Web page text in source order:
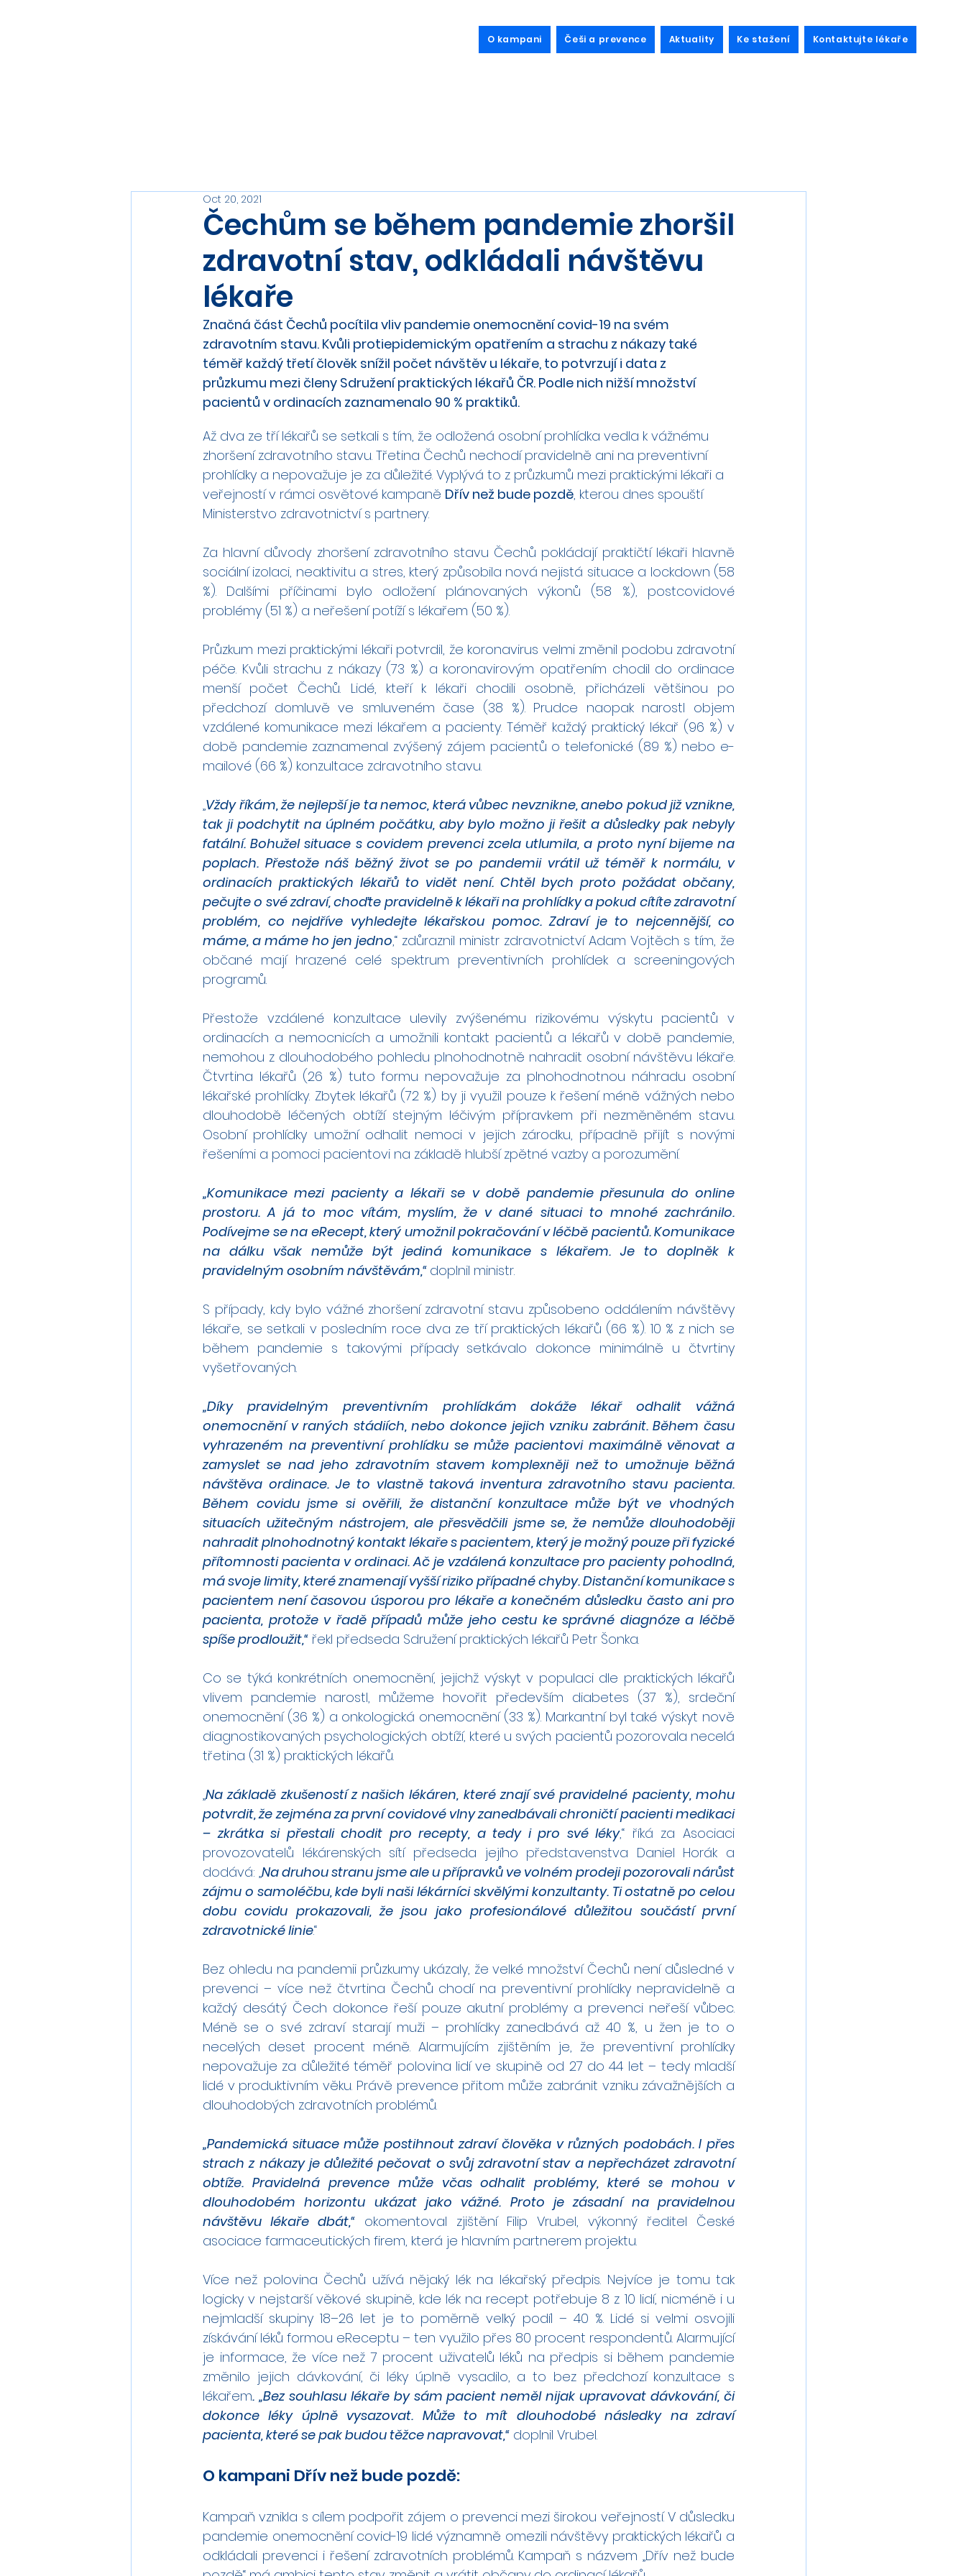
O kampani Češi a prevence Aktuality Ke stažení Kontaktujte lékaře
Čechům se během pandemie zhoršil
zdravotní stav, odkládali návštěvu
lékaře
Oct 20, 2021
Značná část Čechů pocítila vliv pandemie onemocnění covid-19 na svém
zdravotním stavu. Kvůli protiepidemickým opatřením a strachu z nákazy také
téměř každý třetí člověk snížil počet návštěv u lékaře, to potvrzují i data z
průzkumu mezi členy Sdružení praktických lékařů ČR. Podle nich nižší množství
pacientů v ordinacích zaznamenalo 90 % praktiků.
Až dva ze tří lékařů se setkali s tím, že odložená osobní prohlídka vedla k vážnému
zhoršení zdravotního stavu. Třetina Čechů nechodí pravidelně ani na preventivní
prohlídky a nepovažuje je za důležité. Vyplývá to z průzkumů mezi praktickými lékaři a
veřejností v rámci osvětové kampaně Dřív než bude pozdě, kterou dnes spouští
Ministerstvo zdravotnictví s partnery.
Za hlavní důvody zhoršení zdravotního stavu Čechů pokládají praktičtí lékaři hlavně
sociální izolaci, neaktivitu a stres, který způsobila nová nejistá situace a lockdown (58
%). Dalšími příčinami bylo odložení plánovaných výkonů (58 %), postcovidové
problémy (51 %) a neřešení potíží s lékařem (50 %).
Průzkum mezi praktickými lékaři potvrdil, že koronavirus velmi změnil podobu zdravotní
péče. Kvůli strachu z nákazy (73 %) a koronavirovým opatřením chodil do ordinace
menší počet Čechů. Lidé, kteří k lékaři chodili osobně, přicházeli většinou po
předchozí domluvě ve smluveném čase (38 %). Prudce naopak narostl objem
vzdálené komunikace mezi lékařem a pacienty. Téměř každý praktický lékař (96 %) v
době pandemie zaznamenal zvýšený zájem pacientů o telefonické (89 %) nebo e-
mailové (66 %) konzultace zdravotního stavu.
„Vždy říkám, že nejlepší je ta nemoc, která vůbec nevznikne, anebo pokud již vznikne,
tak ji podchytit na úplném počátku, aby bylo možno ji řešit a důsledky pak nebyly
fatální. Bohužel situace s covidem prevenci zcela utlumila, a proto nyní bijeme na
poplach. Přestože náš běžný život se po pandemii vrátil už téměř k normálu, v
ordinacích praktických lékařů to vidět není. Chtěl bych proto požádat občany,
pečujte o své zdraví, choďte pravidelně k lékaři na prohlídky a pokud cítíte zdravotní
problém, co nejdříve vyhledejte lékařskou pomoc. Zdraví je to nejcennější, co
máme, a máme ho jen jedno,“ zdůraznil ministr zdravotnictví Adam Vojtěch s tím, že
občané mají hrazené celé spektrum preventivních prohlídek a screeningových
programů.
Přestože vzdálené konzultace ulevily zvýšenému rizikovému výskytu pacientů v
ordinacích a nemocnicích a umožnili kontakt pacientů a lékařů v době pandemie,
nemohou z dlouhodobého pohledu plnohodnotně nahradit osobní návštěvu lékaře.
Čtvrtina lékařů (26 %) tuto formu nepovažuje za plnohodnotnou náhradu osobní
lékařské prohlídky. Zbytek lékařů (72 %) by ji využil pouze k řešení méně vážných nebo
dlouhodobě léčených obtíží stejným léčivým přípravkem při nezměněném stavu.
Osobní prohlídky umožní odhalit nemoci v jejich zárodku, případně přijít s novými
řešeními a pomoci pacientovi na základě hlubší zpětné vazby a porozumění.
„Komunikace mezi pacienty a lékaři se v době pandemie přesunula do online
prostoru. A já to moc vítám, myslím, že v dané situaci to mnohé zachránilo.
Podívejme se na eRecept, který umožnil pokračování v léčbě pacientů. Komunikace
na dálku však nemůže být jediná komunikace s lékařem. Je to doplněk k
pravidelným osobním návštěvám,“ doplnil ministr.
S případy, kdy bylo vážné zhoršení zdravotní stavu způsobeno oddálením návštěvy
lékaře, se setkali v posledním roce dva ze tří praktických lékařů (66 %). 10 % z nich se
během pandemie s takovými případy setkávalo dokonce minimálně u čtvrtiny
vyšetřovaných.
„Díky pravidelným preventivním prohlídkám dokáže lékař odhalit vážná
onemocnění v raných stádiích, nebo dokonce jejich vzniku zabránit. Během času
vyhrazeném na preventivní prohlídku se může pacientovi maximálně věnovat a
zamyslet se nad jeho zdravotním stavem komplexněji než to umožnuje běžná
návštěva ordinace. Je to vlastně taková inventura zdravotního stavu pacienta.
Během covidu jsme si ověřili, že distanční konzultace může být ve vhodných
situacích užitečným nástrojem, ale přesvědčili jsme se, že nemůže dlouhodoběji
nahradit plnohodnotný kontakt lékaře s pacientem, který je možný pouze při fyzické
přítomnosti pacienta v ordinaci. Ač je vzdálená konzultace pro pacienty pohodlná,
má svoje limity, které znamenají vyšší riziko případné chyby. Distanční komunikace s
pacientem není časovou úsporou pro lékaře a konečném důsledku často ani pro
pacienta, protože v řadě případů může jeho cestu ke správné diagnóze a léčbě
spíše prodloužit,“ řekl předseda Sdružení praktických lékařů Petr Šonka.
Co se týká konkrétních onemocnění, jejichž výskyt v populaci dle praktických lékařů
vlivem pandemie narostl, můžeme hovořit především diabetes (37 %), srdeční
onemocnění (36 %) a onkologická onemocnění (33 %). Markantní byl také výskyt nově
diagnostikovaných psychologických obtíží, které u svých pacientů pozorovala necelá
třetina (31 %) praktických lékařů.
„Na základě zkušeností z našich lékáren, které znají své pravidelné pacienty, mohu
potvrdit, že zejména za první covidové vlny zanedbávali chroničtí pacienti medikaci
– zkrátka si přestali chodit pro recepty, a tedy i pro své léky,“ říká za Asociaci
provozovatelů lékárenských sítí předseda jejího představenstva Daniel Horák a
dodává: „Na druhou stranu jsme ale u přípravků ve volném prodeji pozorovali nárůst
zájmu o samoléčbu, kde byli naši lékárníci skvělými konzultanty. Ti ostatně po celou
dobu covidu prokazovali, že jsou jako profesionálové důležitou součástí první
zdravotnické linie.“
Bez ohledu na pandemii průzkumy ukázaly, že velké množství Čechů není důsledné v
prevenci – více než čtvrtina Čechů chodí na preventivní prohlídky nepravidelně a
každý desátý Čech dokonce řeší pouze akutní problémy a prevenci neřeší vůbec.
Méně se o své zdraví starají muži – prohlídky zanedbává až 40 %, u žen je to o
necelých deset procent méně. Alarmujícím zjištěním je, že preventivní prohlídky
nepovažuje za důležité téměř polovina lidí ve skupině od 27 do 44 let – tedy mladší
lidé v produktivním věku. Právě prevence přitom může zabránit vzniku závažnějších a
dlouhodobých zdravotních problémů.
„Pandemická situace může postihnout zdraví člověka v různých podobách. I přes
strach z nákazy je důležité pečovat o svůj zdravotní stav a nepřecházet zdravotní
obtíže. Pravidelná prevence může včas odhalit problémy, které se mohou v
dlouhodobém horizontu ukázat jako vážné. Proto je zásadní na pravidelnou
návštěvu lékaře dbát,“ okomentoval zjištění Filip Vrubel, výkonný ředitel České
asociace farmaceutických firem, která je hlavním partnerem projektu.
Více než polovina Čechů užívá nějaký lék na lékařský předpis. Nejvíce je tomu tak
logicky v nejstarší věkové skupině, kde lék na recept potřebuje 8 z 10 lidí, nicméně i u
nejmladší skupiny 18–26 let je to poměrně velký podíl – 40 %. Lidé si velmi osvojili
získávání léků formou eReceptu – ten využilo přes 80 procent respondentů. Alarmující
je informace, že více než 7 procent uživatelů léků na předpis si během pandemie
změnilo jejich dávkování, či léky úplně vysadilo, a to bez předchozí konzultace s
lékařem. „Bez souhlasu lékaře by sám pacient neměl nijak upravovat dávkování, či
dokonce léky úplně vysazovat. Může to mít dlouhodobé následky na zdraví
pacienta, které se pak budou těžce napravovat,“ doplnil Vrubel.
O kampani Dřív než bude pozdě:
Kampaň vznikla s cílem podpořit zájem o prevenci mezi širokou veřejností. V důsledku
pandemie onemocnění covid-19 lidé významně omezili návštěvy praktických lékařů a
odkládali prevenci i řešení zdravotních problémů. Kampaň s názvem „Dřív než bude